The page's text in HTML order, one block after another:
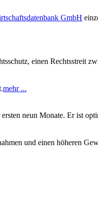
GmbH
einen Rechtsstreit
mehr ...
neun Monate. Er ist
und einen höheren